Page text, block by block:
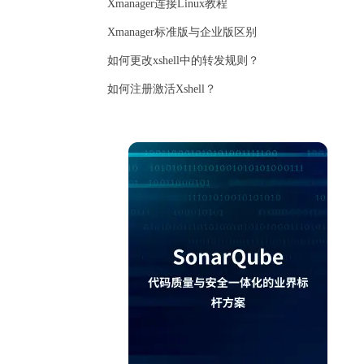
Xmanager连接Linux教程
Xmanager标准版与企业版区别
如何更改xshell中的转发规则？
如何注册激活Xshell？